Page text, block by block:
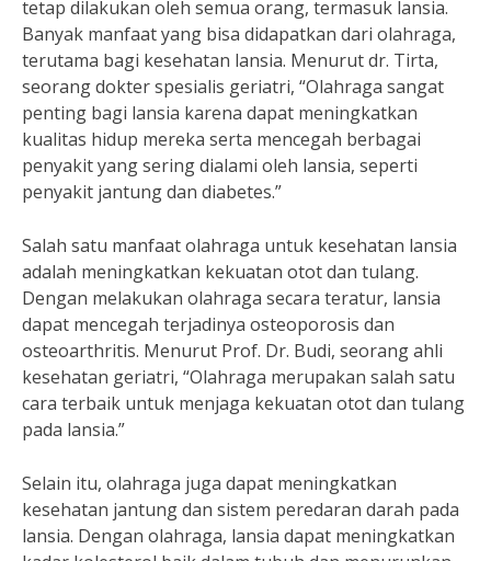
tetap dilakukan oleh semua orang, termasuk lansia.
Banyak manfaat yang bisa didapatkan dari olahraga,
terutama bagi kesehatan lansia. Menurut dr. Tirta,
seorang dokter spesialis geriatri, “Olahraga sangat
penting bagi lansia karena dapat meningkatkan
kualitas hidup mereka serta mencegah berbagai
penyakit yang sering dialami oleh lansia, seperti
penyakit jantung dan diabetes.”
Salah satu manfaat olahraga untuk kesehatan lansia
adalah meningkatkan kekuatan otot dan tulang.
Dengan melakukan olahraga secara teratur, lansia
dapat mencegah terjadinya osteoporosis dan
osteoarthritis. Menurut Prof. Dr. Budi, seorang ahli
kesehatan geriatri, “Olahraga merupakan salah satu
cara terbaik untuk menjaga kekuatan otot dan tulang
pada lansia.”
Selain itu, olahraga juga dapat meningkatkan
kesehatan jantung dan sistem peredaran darah pada
lansia. Dengan olahraga, lansia dapat meningkatkan